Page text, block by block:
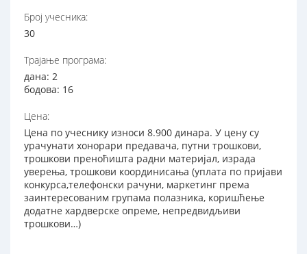
Број учесника:
30
Трајање програма:
дана: 2
бодова: 16
Цена:
Цена по учеснику износи 8.900 динара. У цену су
урачунати хонорари предавача, путни трошкови,
трошкови преноћишта радни материјал, израда
уверења, трошкови координисања (уплата по пријави
конкурса,телефонски рачуни, маркетинг према
заинтересованим групама полазника, коришћење
додатне хардверске опреме, непредвидљиви
трошкови…)